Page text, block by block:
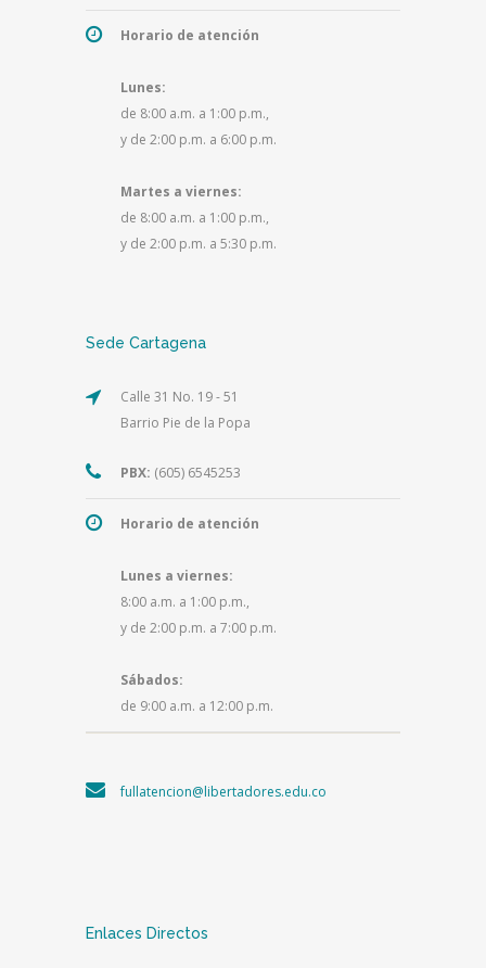
Horario de atención
Lunes:
de 8:00 a.m. a 1:00 p.m.,
y de 2:00 p.m. a 6:00 p.m.
Martes a viernes:
de 8:00 a.m. a 1:00 p.m.,
y de 2:00 p.m. a 5:30 p.m.
Sede Cartagena
Calle 31 No. 19 - 51
Barrio Pie de la Popa
PBX: (605) 6545253
Horario de atención
Lunes a viernes:
8:00 a.m. a 1:00 p.m.,
y de 2:00 p.m. a 7:00 p.m.
Sábados:
de 9:00 a.m. a 12:00 p.m.
fullatencion@libertadores.edu.co
Enlaces Directos